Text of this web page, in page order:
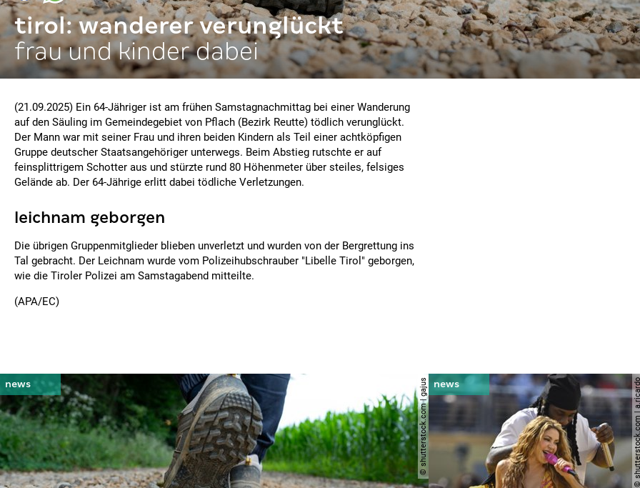
tirol: wanderer verunglückt
frau und kinder dabei
(21.09.2025) Ein 64-Jähriger ist am frühen Samstagnachmittag bei einer Wanderung
auf den Säuling im Gemeindegebiet von Pflach (Bezirk Reutte) tödlich verunglückt.
Der Mann war mit seiner Frau und ihren beiden Kindern als Teil einer achtköpfigen
Gruppe deutscher Staatsangehöriger unterwegs. Beim Abstieg rutschte er auf
feinsplittrigem Schotter aus und stürzte rund 80 Höhenmeter über steiles, felsiges
Gelände ab. Der 64-Jährige erlitt dabei tödliche Verletzungen.
leichnam geborgen
Die übrigen Gruppenmitglieder blieben unverletzt und wurden von der Bergrettung ins
Tal gebracht. Der Leichnam wurde vom Polizeihubschrauber "Libelle Tirol" geborgen,
wie die Tiroler Polizei am Samstagabend mitteilte.
(APA/EC)
© shutterstock.com | gajus ©